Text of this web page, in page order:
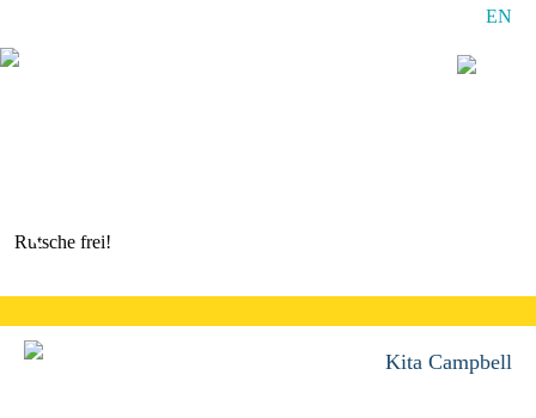
EN
Navigation
Rutsche frei!
Kita Campbell